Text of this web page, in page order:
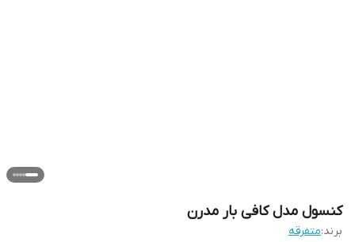
کنسول مدل کافی بار مدرن
برند:متفرقه